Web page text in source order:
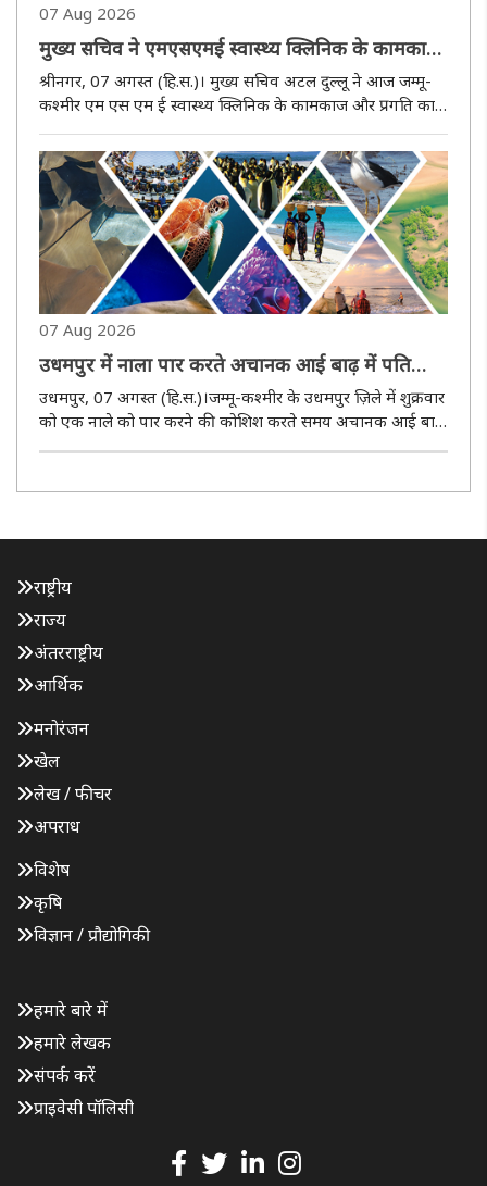
07 Aug 2026
मुख्य सचिव ने एमएसएमई स्वास्थ्य क्लिनिक के कामकाज
की समीक्षा की
श्रीनगर, 07 अगस्त (हि.स.)। मुख्य सचिव अटल दुल्लू ने आज जम्मू-
कश्मीर एम एस एम ई स्वास्थ्य क्लिनिक के कामकाज और प्रगति का
यह एक डिजिटल पहल है जिसका उद्देश्य समय पर मूल्यांकन और
लक्षित हस्तक्षे..
07 Aug 2026
उधमपुर में नाला पार करते अचानक आई बाढ़ में पति
पत्नी बहे, तलाश जारी
उधमपुर, 07 अगस्त (हि.स.)।जम्मू-कश्मीर के उधमपुर ज़िले में शुक्रवार
को एक नाले को पार करने की कोशिश करते समय अचानक आई बाढ़
राष्ट्रीय
राज्य
अंतरराष्ट्रीय
आर्थिक
मनोरंजन
खेल
लेख / फीचर
अपराध
विशेष
कृषि
विज्ञान / प्रौद्योगिकी
हमारे बारे में
हमारे लेखक
संपर्क करें
प्राइवेसी पॉलिसी